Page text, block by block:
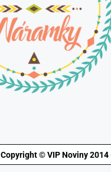
Copyright © VIP Noviny 2014